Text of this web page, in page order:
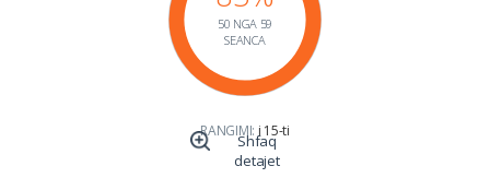
50 NGA 59
SEANCA
RANGIMI: i 15-ti
Shfaq
detajet